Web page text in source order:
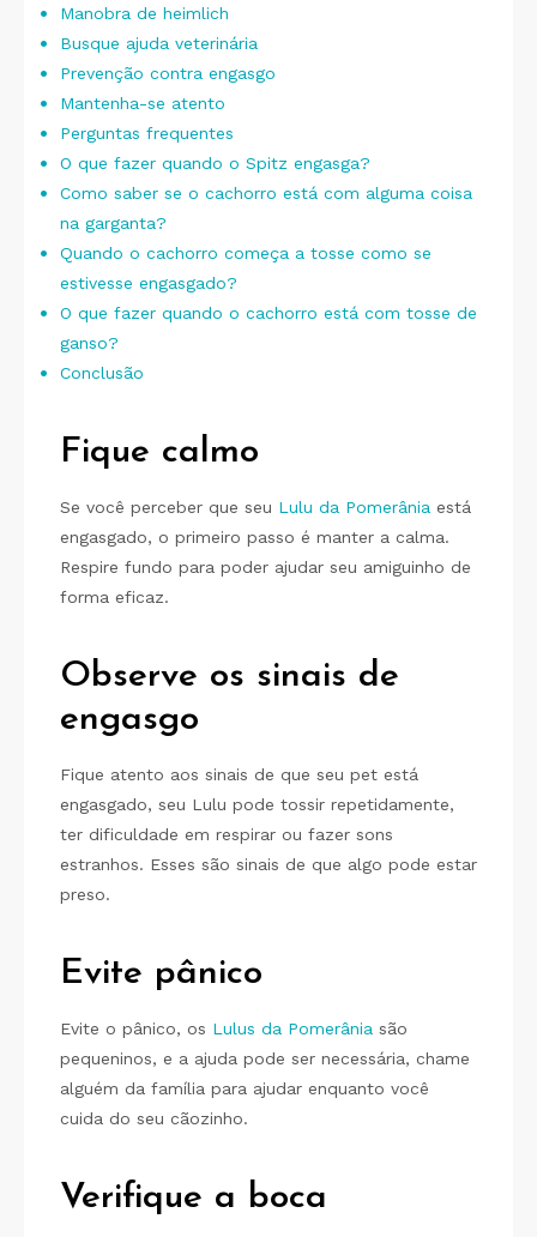
Manobra de heimlich
Busque ajuda veterinária
Prevenção contra engasgo
Mantenha-se atento
Perguntas frequentes
O que fazer quando o Spitz engasga?
Como saber se o cachorro está com alguma coisa
na garganta?
Quando o cachorro começa a tosse como se
estivesse engasgado?
O que fazer quando o cachorro está com tosse de
ganso?
Conclusão
Fique calmo
Se você perceber que seu Lulu da Pomerânia está
engasgado, o primeiro passo é manter a calma.
Respire fundo para poder ajudar seu amiguinho de
forma eficaz.
Observe os sinais de
engasgo
Fique atento aos sinais de que seu pet está
engasgado, seu Lulu pode tossir repetidamente,
ter dificuldade em respirar ou fazer sons
estranhos. Esses são sinais de que algo pode estar
preso.
Evite pânico
Evite o pânico, os Lulus da Pomerânia são
pequeninos, e a ajuda pode ser necessária, chame
alguém da família para ajudar enquanto você
cuida do seu cãozinho.
Verifique a boca